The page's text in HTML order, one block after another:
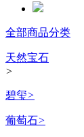
全部商品分类
天然宝石
>
碧玺>
葡萄石>